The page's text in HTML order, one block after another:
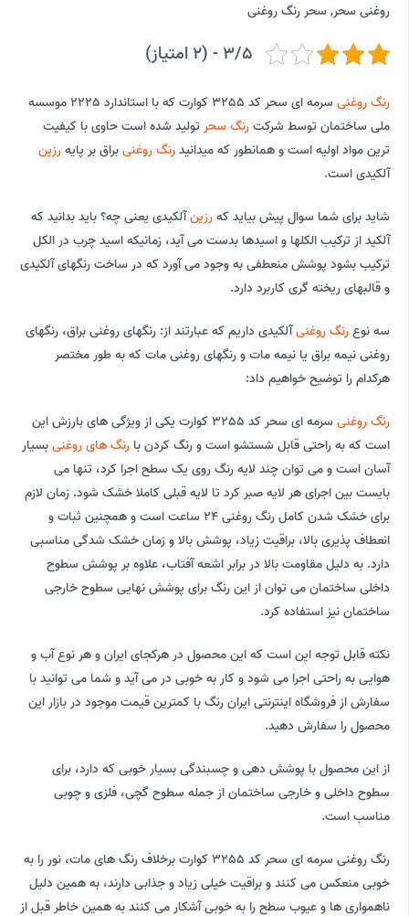
روغنی سحر, سحر رنگ روغنی
3/5 - (2 امتیاز)
رنگ روغنی
سرمه ای سحر کد 3255 کوارت که با استاندارد 2225 موسسه
ملی ساختمان توسط شرکترنگ سحر تولید شده است حاوی با کیفیت
ترین مواد اولیه است و همانطور که میدانیدرنگ روغنیبراق بر پایهرزین
آلکیدی است.
شاید برای شما سوال پیش بیاید کهرزینآلکیدی یعنی چه؟ باید بدانید که
آلکید از ترکیب الکلها و اسیدها بدست می آید، زمانیکه اسید چرب در الکل
ترکیب بشود پوشش منعطفی به وجود می آورد که در ساخت رنگهای آلکیدی
و قالبهای ریخته گری کاربرد دارد.
سه نوعرنگ روغنیآلکیدی داریم که عبارتند از: رنگهای روغنی براق، رنگهای
روغنی نیمه براق یا نیمه مات و رنگهای روغنی مات که به طور مختصر
هرکدام را توضیح خواهیم داد:
رنگ روغنی
سرمه ای سحر کد 3255 کوارت یکی از ویژگی های بارزش این
است که به راحتی قابل شستشو است و رنگ کردن با رنگ های روغنیبسیار
آسان است و می توان چند لایه رنگ روی یک سطح اجرا کرد، تنها می
بایست بین اجرای هر لایه صبر کرد تا لایه قبلی کاملا خشک شود. زمان لازم
برای خشک شدن کامل رنگ روغنی 24 ساعت است و همچنین ثبات و
انعطاف پذیری بالا، براقیت زیاد، پوشش بالا و زمان خشک شدگی مناسبی
دارد. به دلیل مقاومت بالا در برابر اشعه آفتاب، علاوه بر پوشش سطوح
داخلی ساختمان می توان از این رنگ برای پوشش نهایی سطوح خارجی
ساختمان نیز استفاده کرد.
نکته قابل توجه این است که این محصول در هرکجای ایران و هر نوع آب و
هوایی به راحتی اجرا می شود و کار به خوبی در می آید و شما می توانید با
سفارش از فروشگاه اینترنتی ایران رنگ با کمترین قیمت موجود در بازار این
محصول را سفارش دهید.
از این محصول با پوشش دهی و چسبندگی بسیار خوبی که دارد، برای
سطوح داخلی و خارجی ساختمان از جمله سطوح گچی، فلزی و چوبی
مناسب است.
رنگ روغنی سرمه ای سحر کد 3255 کوارت برخلاف رنگ های مات، نور را به
خوبی منعکس می کنند و براقیت خیلی زیاد و جذابی دارند، به همین دلیل
ناهمواری ها و عیوب سطح را به خوبی آشکار می کنند به همین خاطر قبل از